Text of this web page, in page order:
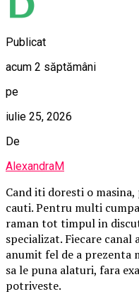
Publicat
acum 2 săptămâni
pe
iulie 25, 2026
De
AlexandraM
Cand iti doresti o
cauti. Pentru multi
raman tot timpul in
specializat. Fiecare
anumit fel de a prezenta
sa le puna alaturi, fara
potriveste.